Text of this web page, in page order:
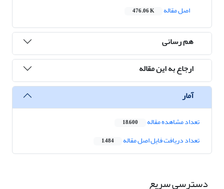
اصل مقاله
476.06 K
هم رسانی
ارجاع به این مقاله
آمار
تعداد مشاهده مقاله 18,600
تعداد دریافت فایل اصل مقاله 1,484
دسترسی سریع